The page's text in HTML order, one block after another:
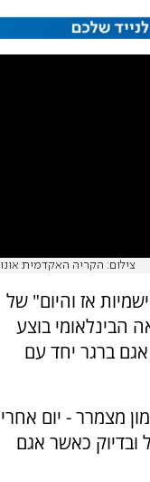
צילום: הקריה האקדמית אונו
אז והיום" של
הבינלאומי בוצע
ברגר יחד עם
מצמרר - יום אחרי
ובדיוק כאשר אגם